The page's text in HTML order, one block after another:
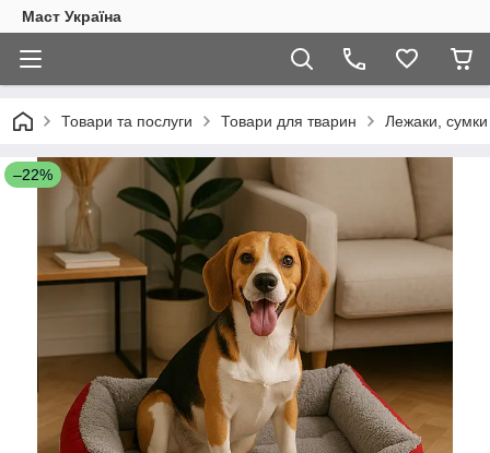
Маст Україна
Товари та послуги Товари для тварин Лежаки,
–22%